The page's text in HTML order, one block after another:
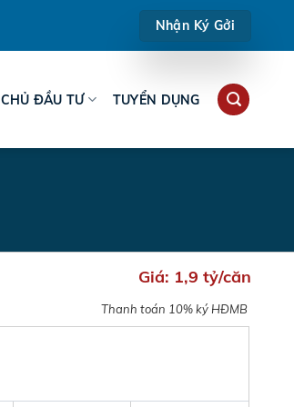
Nhận Ký Gởi
CHỦ ĐẦU TƯ TUYỂN DỤNG
Giá: 1,9 tỷ/căn
Thanh toán 10% ký HĐMB